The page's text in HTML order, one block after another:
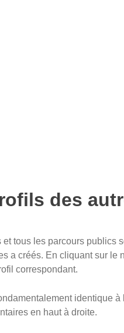
des
et tous les parcours publics
a créés. En cliquant sur le
correspondant.
identique
en haut à droite.